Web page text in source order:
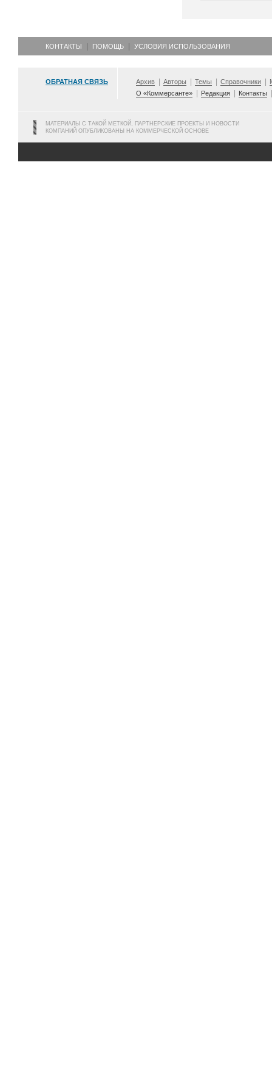
КОНТАКТЫ ПОМОЩЬ УСЛОВИЯ ИСПОЛЬЗОВАНИЯ
ОБРАТНАЯ СВЯЗЬ Архив Авторы Темы Справочники
О «Коммерсанте»
Редакция Контакты
МАТЕРИАЛЫ С ТАКОЙ МЕТКОЙ, ПАРТНЕРСКИЕ ПРОЕКТЫ И НОВОСТИ
КОМПАНИЙ ОПУБЛИКОВАНЫ НА КОММЕРЧЕСКОЙ ОСНОВЕ